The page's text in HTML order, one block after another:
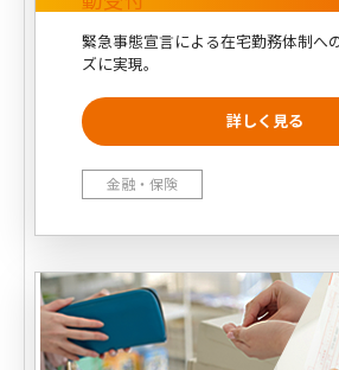
緊急事態宣言による在宅勤務体制へ
ズに実現。
金融・保険